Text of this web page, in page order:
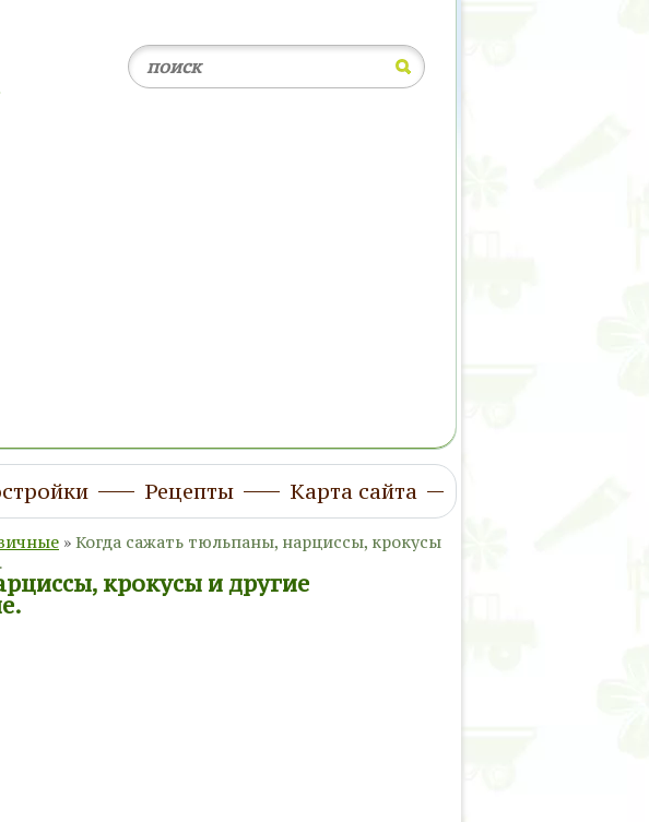
Рецепты Карта сайта
» Когда сажать тюльпаны, нарциссы, крокусы
крокусы и другие